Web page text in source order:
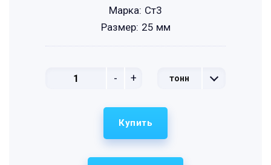
- + тонн
Марка: Ст3
Размер: 25 мм
Купить